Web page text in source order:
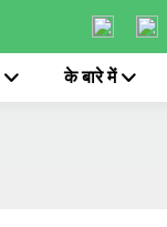
के बारे में